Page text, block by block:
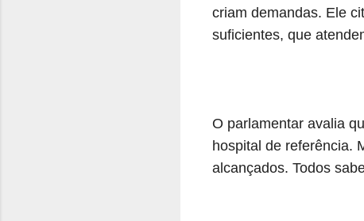
criam demandas. Ele
suficientes, que
O parlamentar avalia
hospital de referência.
alcançados. Todos